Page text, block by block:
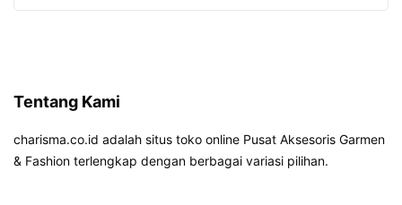
Tentang Kami
charisma.co.id adalah situs toko online Pusat Aksesoris Garmen
& Fashion terlengkap dengan berbagai variasi pilihan.